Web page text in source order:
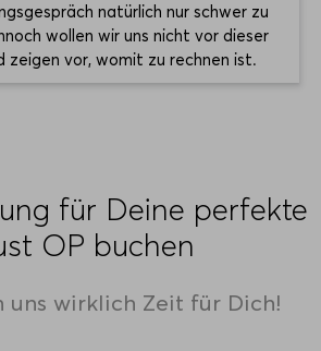
natürlich nur schwer zu
wollen wir uns nicht vor dieser
zeigen vor, womit zu rechnen ist.
für Deine perfekte
OP buchen
uns wirklich Zeit für Dich!